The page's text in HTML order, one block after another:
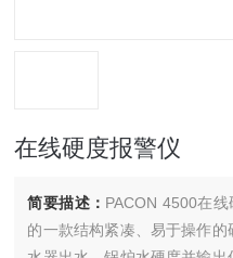
在线硬度报警仪
简要描述： PACON 4500在
的一款结构紧凑、易于操作